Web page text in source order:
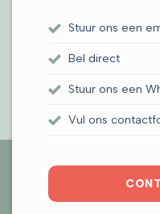
Stuur ons een
Bel direct
Stuur ons een
Vul ons